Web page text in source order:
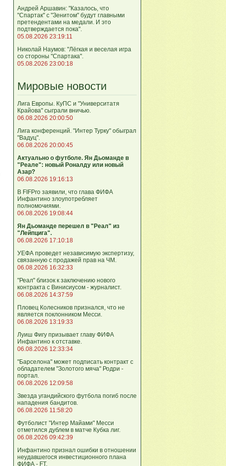
Андрей Аршавин: "Казалось, что
"Спартак" с "Зенитом" будут главными
претендентами на медали. И это
подтверждается пока".
05.08.2026 23:19:11
Николай Наумов: "Лёгкая и веселая игра
со стороны "Спартака".
05.08.2026 23:00:18
Мировые новости
Лига Европы. КуПС и "Университатя
Крайова" сыграли вничью.
06.08.2026 20:00:50
Лига конференций. "Интер Турку" обыграл
"Вадуц".
06.08.2026 20:00:45
Актуально о футболе. Ян Дьоманде в
"Реале": новый Роналду или новый
Азар?
06.08.2026 19:16:13
В FIFPro заявили, что глава ФИФА
Инфантино злоупотребляет
полномочиями.
06.08.2026 19:08:44
Ян Дьоманде перешел в "Реал" из
"Лейпцига".
06.08.2026 17:10:18
УЕФА проведет независимую экспертизу,
связанную с продажей прав на ЧМ.
06.08.2026 16:32:33
"Реал" близок к заключению нового
контракта с Винисиусом - журналист.
06.08.2026 14:37:59
Пловец Колесников признался, что не
является поклонником Месси.
06.08.2026 13:19:33
Луиш Фигу призывает главу ФИФА
Инфантино к отставке.
06.08.2026 12:33:34
"Барселона" может подписать контракт с
обладателем "Золотого мяча" Родри -
портал.
06.08.2026 12:09:58
Звезда угандийского футбола погиб после
нападения бандитов.
06.08.2026 11:58:20
Футболист "Интер Майами" Месси
отметился дублем в матче Кубка лиг.
06.08.2026 09:42:39
Инфантино признал ошибки в отношении
неудавшегося инвестиционного плана
ФИФА - FT.